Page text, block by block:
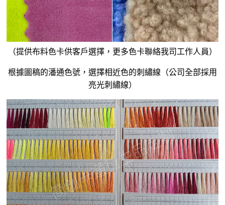
（提供布料色卡供客戶選擇，更多色卡聯絡我司工作人員）
根據圖稿的潘通色號，選擇相近色的刺繡線（公司全部採用
亮光刺繡線）